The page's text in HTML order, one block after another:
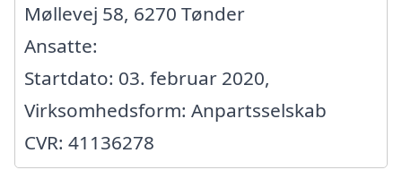
Møllevej 58, 6270 Tønder
Ansatte:
Startdato: 03. februar 2020,
Virksomhedsform: Anpartsselskab
CVR: 41136278